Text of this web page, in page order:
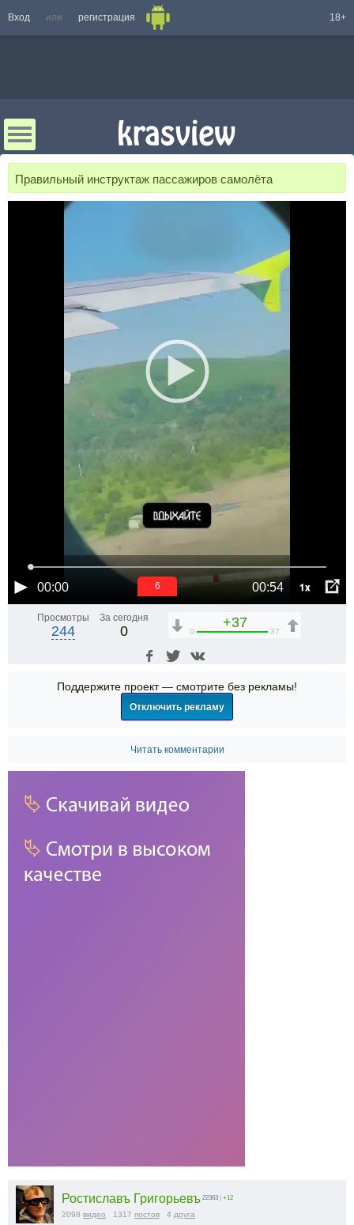
Вход или регистрация 18+
Правильный инструктаж пассажиров самолёта
00:00 00:54 1x
6
Просмотры
244
За сегодня
0
+37
0 37
Поддержите проект — смотрите без рекламы!
Отключить рекламу
Читать комментарии
Ростиславъ Григорьевъ 22363 | +12
2098 видео 1317 постов 4 друга